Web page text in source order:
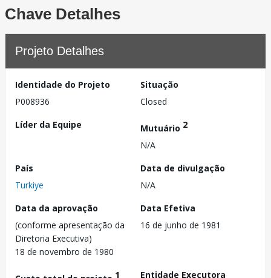
Chave Detalhes
Projeto Detalhes
Identidade do Projeto
P008936
Situação
Closed
Líder da Equipe
Mutuário 2
N/A
País
Turkiye
Data de divulgação
N/A
Data da aprovação
(conforme apresentação da
Diretoria Executiva)
18 de novembro de 1980
Data Efetiva
16 de junho de 1981
1
Entidade Executora